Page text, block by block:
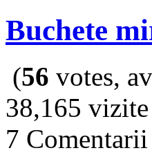
Buchete
(56 votes,
38,165 vizite
7 Comentarii